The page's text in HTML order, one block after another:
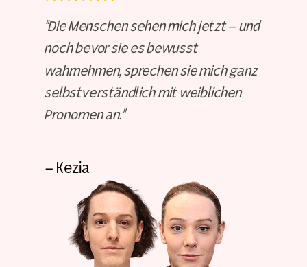
“Die Menschen sehen mich jetzt – und
noch bevor sie es bewusst
wahrnehmen, sprechen sie mich ganz
selbstverständlich mit weiblichen
Pronomen an.”
- Kezia